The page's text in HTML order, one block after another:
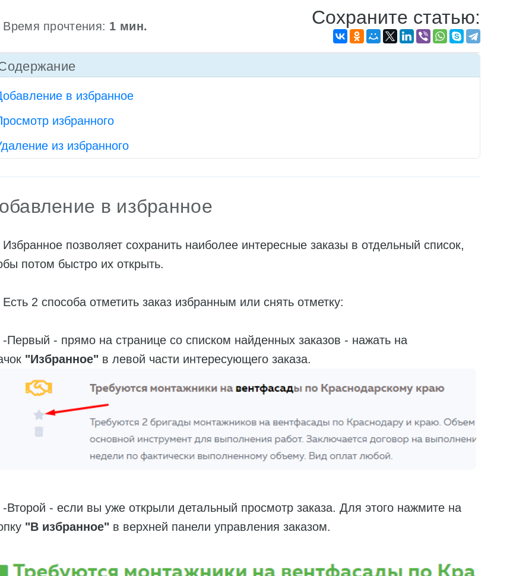
Время прочтения: 1 мин. Сохраните статью:
в избранное
избранного
из избранного
в избранное
позволяет сохранить наиболее интересные заказы в отдельный список,
потом быстро их открыть.
2 способа отметить заказ избранным или снять отметку:
- прямо на странице со списком найденных заказов - нажать на
"Избранное" в левой части интересующего заказа.
- если вы уже открыли детальный просмотр заказа. Для этого нажмите на
"В избранное" в верхней панели управления заказом.